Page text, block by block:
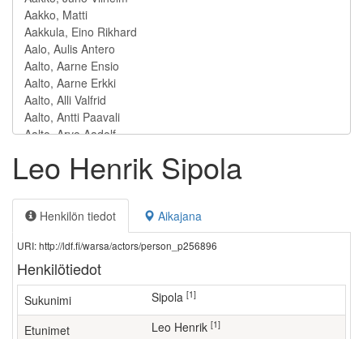
Leo Henrik Sipola
Henkilön tiedot Aikajana
URI: http://ldf.fi/warsa/actors/person_p256896
Henkilötiedot
Sukunimi Sipola [1]
Etunimet Leo Henrik [1]